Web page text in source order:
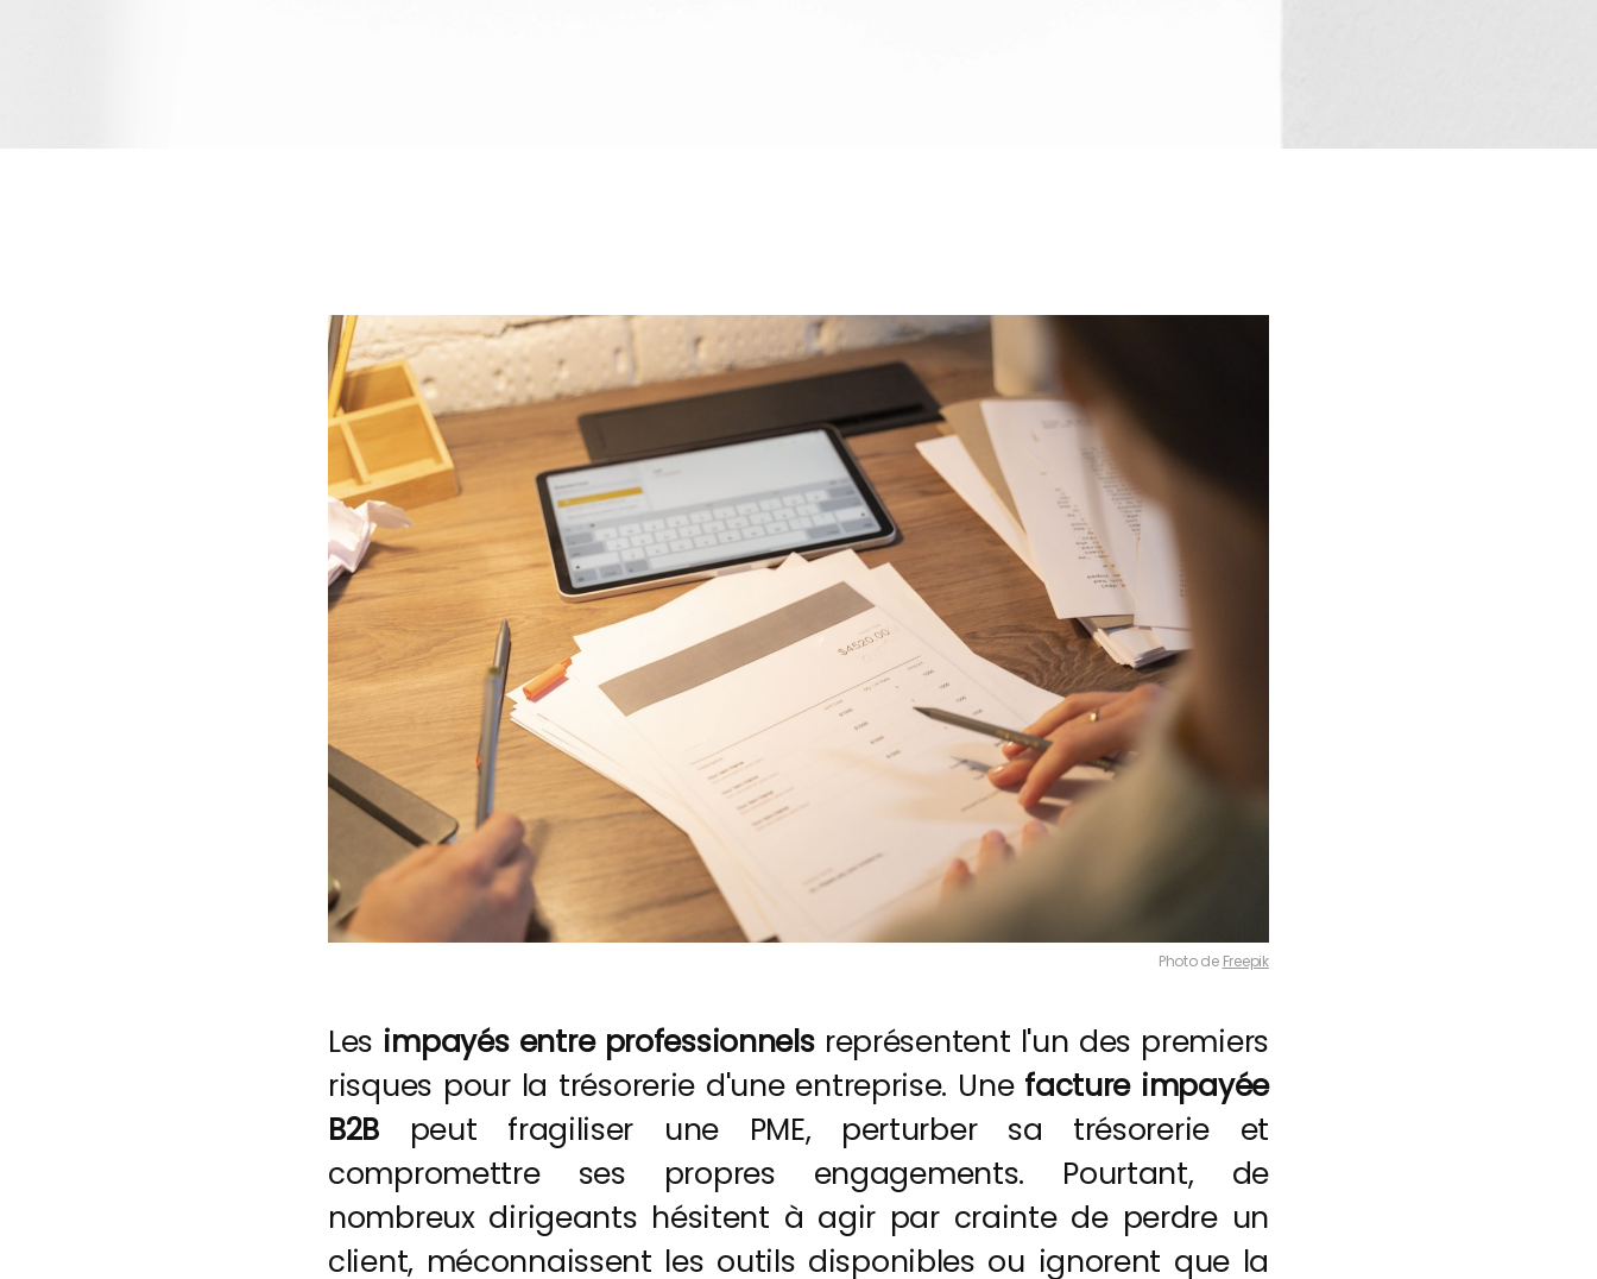
Photo de Freepik
Les impayés entre professionnelsreprésentent l'un des premiers
risques pour la trésorerie d'une entreprise. Une facture impayée
B2B peut fragiliser une PME, perturber sa trésorerie et
compromettre ses propres engagements. Pourtant, de
nombreux dirigeants hésitent à agir par crainte de perdre un
client, méconnaissent les outils disponibles ou ignorent que la